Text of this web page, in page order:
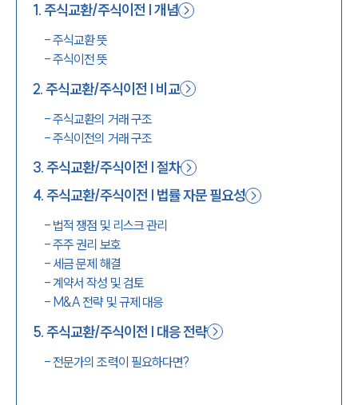
1.주식교환/주식이전 | 개념
-주식교환 뜻
-주식이전 뜻
2.주식교환/주식이전 | 비교
-주식교환의 거래 구조
-주식이전의 거래 구조
3.주식교환/주식이전 | 절차
4.주식교환/주식이전 | 법률 자문 필요성
- 법적 쟁점 및 리스크 관리
-주주 권리 보호
- 세금 문제 해결
-계약서 작성 및 검토
- M&A 전략 및 규제 대응
5.주식교환/주식이전 | 대응 전략
- 전문가의 조력이 필요하다면?